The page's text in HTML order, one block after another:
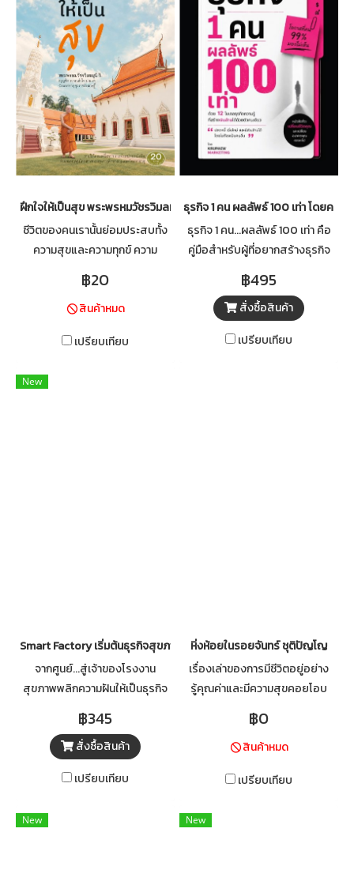
ฝึกใจให้เป็นสุข พระพรหมวัชรวิมลมุนี วิ. (บุญชิต ญาณสํวโร ป.ธ.9)
ชีวิตของคนเรานั้นย่อมประสบทั้ง
ความสุขและความทุกข์ ความ
มาและความสูญเสีย สิ่งทั้งหลาย
เหล่านี้เป็นธรรมดาของโลก ไม่มีผู้
จัดการสิ่งภายนอกให้เป็นไปตาม
ทำให้ทุกสิ่งเป็นไปดังใจได้ทั้งหมด
฿20
สินค้าหมด
เปรียบเทียบ
ธุรกิจ 1 คน ผลลัพธ์ 100 เท่า โดยครูแ
ธุรกิจ 1 คน...ผลลัพธ์ 100 เท่า คือ
คู่มือสำหรับผู้ที่อยากสร้างธุรกิจ
ประสบการณ์ของตนเอง โดยไม่
จำเป็นต้องมีทีมงานหรือเงินลงทุน
แนวคิดและประสบการณ์จริงของ
฿495
สั่งซื้อสินค้า
เปรียบเทียบ
New
Smart Factory เริ่มต้นธุรกิจสุขภาพ จากศูนย์สู่มืออาชีพ
จากศูนย์...สู่เจ้าของโรงงาน
สุขภาพพลิกความฝันให้เป็นธุรกิจ
ที่เริ่มได้ แม้งบจำกัด
฿345
สั่งซื้อสินค้า
เปรียบเทียบ
หิ่งห้อยในรอยจันทร์ ชุติปัญโญ
เรื่องเล่าของการมีชีวิตอยู่อย่าง
รู้คุณค่าและมีความสุขคอยโอบ
จันทร์” เปรียบเหมือนคำสอนที่
ทำให้เราได้เรียนรู้ที่จะค้นหาตัวเอง
ในแบบฉบับของเรา ไม่เปรียบ
฿0
สินค้าหมด
เปรียบเทียบ
New New